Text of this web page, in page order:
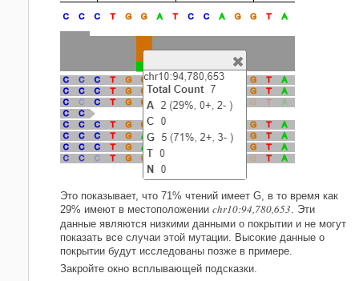
Это показывает, что 71% чтений имеет G, в то время как
29% имеют в местоположении chr10:94,780,653. Эти
данные являются низкими данными о покрытии и не могут
показать все случаи этой мутации. Высокие данные о
покрытии будут исследованы позже в примере.
Закройте окно всплывающей подсказки.